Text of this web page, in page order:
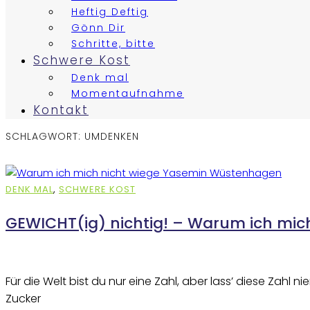
Heftig Deftig
Gönn Dir
Schritte, bitte
Schwere Kost
Denk mal
Momentaufnahme
Kontakt
SCHLAGWORT: UMDENKEN
DENK MAL, SCHWERE KOST
GEWICHT(ig) nichtig! – Warum ich
Für die Welt bist du nur eine Zahl, aber lass’ diese Zahl
Zucker